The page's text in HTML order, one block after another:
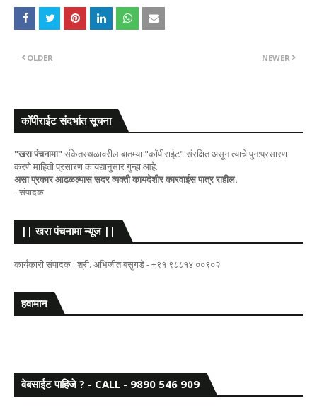
NEWER
OLDER
कॉपीराईट संदर्भात सूचना
"खरा पंचनामा"संकेतस्थळावरील बातम्या "कॉपीराईट" संरक्षित असून त्याचे पुन:प्रसारण
करणे माहिती प्रसारण कायद्यानुसार गुन्हा आहे.
असा प्रकार आढळल्यास सदर व्यक्ती कायदेशीर कारवाईस पात्र राहील.
- संपादक
|| खरा पंचनामा न्यूज ||
कार्यकारी संपादक : श्री. अभिजीत बसुगडे - +९१ ९८८१४ ००९०२
हवामान
वेबसाईट पाहिजे ? - CALL - 9890 546 909